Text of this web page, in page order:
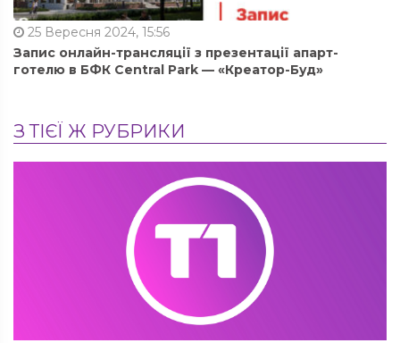
25 Вересня 2024, 15:56
Запис онлайн-трансляції з презентації апарт-
готелю в БФК Central Park — «Креатор-Буд»
З ТІЄЇ Ж РУБРИКИ